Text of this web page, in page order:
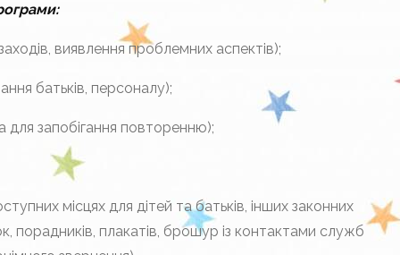
виявлення проблемних аспектів);
батьків, персоналу);
для запобігання повторенню);
місцях для дітей та батьків, інших законних
порадників, плакатів, брошур із контактами служб